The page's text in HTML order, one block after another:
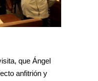
que Ángel
anfitrión y